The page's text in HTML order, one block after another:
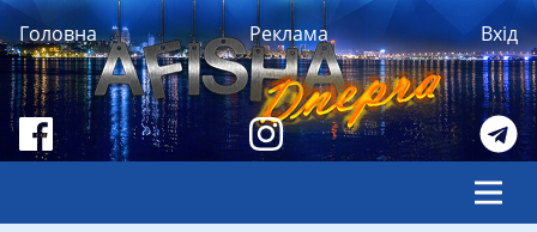
Головна Реклама Вхід